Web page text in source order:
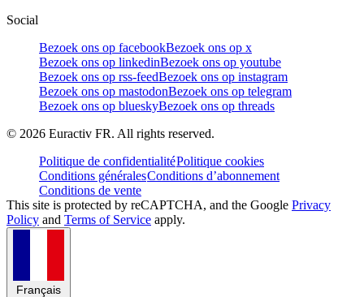
Social
Bezoek ons op facebookBezoek ons op x
Bezoek ons op linkedinBezoek ons op youtube
Bezoek ons op rss-feedBezoek ons op instagram
Bezoek ons op mastodonBezoek ons op telegram
Bezoek ons op blueskyBezoek ons op threads
© 2026 Euractiv FR. All rights reserved.
Politique de confidentialitéPolitique cookies
Conditions généralesConditions d’abonnement
Conditions de vente
This site is protected by reCAPTCHA, and the Google Privacy
Policy and Terms of Service apply.
Français